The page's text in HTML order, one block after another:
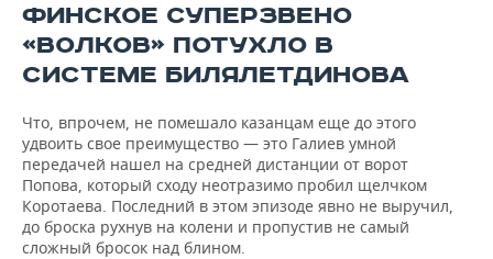
ФИНСКОЕ СУПЕРЗВЕНО
«ВОЛКОВ» ПОТУХЛО В
СИСТЕМЕ БИЛЯЛЕТДИНОВА
Что, впрочем, не помешало казанцам еще до этого
удвоить свое преимущество — это Галиев умной
передачей нашел на средней дистанции от ворот
Попова, который сходу неотразимо пробил щелчком
Коротаева. Последний в этом эпизоде явно не выручил,
до броска рухнув на колени и пропустив не самый
сложный бросок над блином.